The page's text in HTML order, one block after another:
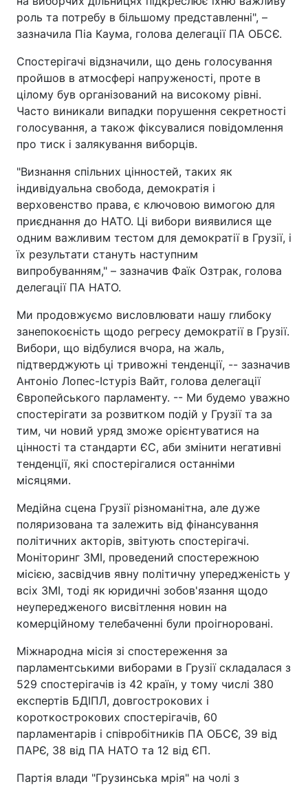
роль та потребу в більшому представленні", –
зазначила Піа Каума, голова делегації ПА ОБСЄ.
Спостерігачі відзначили, що день голосування
пройшов в атмосфері напруженості, проте в
цілому був організований на високому рівні.
Часто виникали випадки порушення секретності
голосування, а також фіксувалися повідомлення
про тиск і залякування виборців.
"Визнання спільних цінностей, таких як
індивідуальна свобода, демократія і
верховенство права, є ключовою вимогою для
приєднання до НАТО. Ці вибори виявилися ще
одним важливим тестом для демократії в Грузії, і
їх результати стануть наступним
випробуванням," – зазначив Фаїк Озтрак, голова
делегації ПА НАТО.
Ми продовжуємо висловлювати нашу глибоку
занепокоєність щодо регресу демократії в Грузії.
Вибори, що відбулися вчора, на жаль,
підтверджують ці тривожні тенденції, -- зазначив
Антоніо Лопес-Істуріз Вайт, голова делегації
Європейського парламенту. -- Ми будемо уважно
спостерігати за розвитком подій у Грузії та за
тим, чи новий уряд зможе орієнтуватися на
цінності та стандарти ЄС, аби змінити негативні
тенденції, які спостерігалися останніми
місяцями.
Медійна сцена Грузії різноманітна, але дуже
поляризована та залежить від фінансування
політичних акторів, звітують спостерігачі.
Моніторинг ЗМІ, проведений спостережною
місією, засвідчив явну політичну упередженість у
всіх ЗМІ, тоді як юридичні зобов'язання щодо
неупередженого висвітлення новин на
комерційному телебаченні були проігноровані.
Міжнародна місія зі спостереження за
парламентськими виборами в Грузії складалася з
529 спостерігачів із 42 країн, у тому числі 380
експертів БДІПЛ, довгострокових і
короткострокових спостерігачів, 60
парламентарів і співробітників ПА ОБСЄ, 39 від
ПАРЄ, 38 від ПА НАТО та 12 від ЄП.
Партія влади "Грузинська мрія" на чолі з